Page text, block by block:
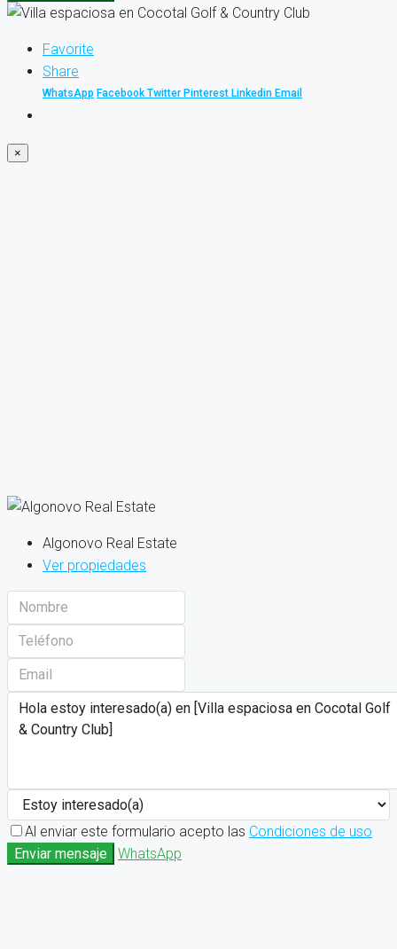
Favorite
Share
WhatsApp Facebook Twitter Pinterest Linkedin Email
×
Algonovo Real Estate
Ver propiedades
Al enviar este formulario acepto las Condiciones de uso
Enviar mensaje
WhatsApp